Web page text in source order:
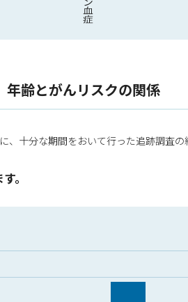
齢とがんリスクの関係
十分な期間をおいて行った追跡調査の
。